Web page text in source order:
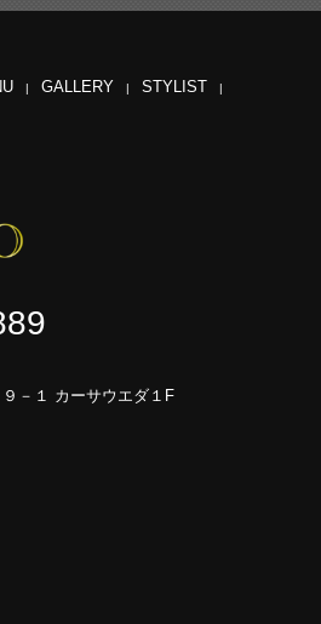
GALLERY STYLIST
－１ カーサウエダ１F